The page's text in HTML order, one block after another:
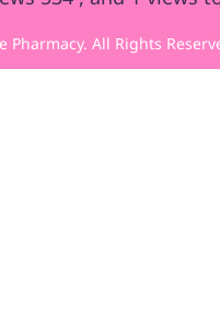
Pharmacy. All Rights